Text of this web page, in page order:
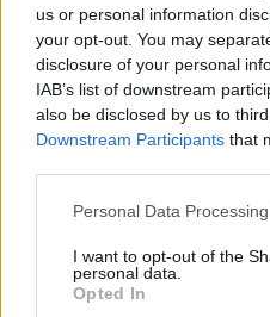
us or personal information
your opt-out. You may
disclosure of your personal
IAB’s list of downstream
also be disclosed by us to
Downstream Participants that
Please note that this website/
not limited to your visit or
grant or deny consent to
use your data for below
Personal Data
I want to opt-out of the
personal data.
Opted In
απόφαση του